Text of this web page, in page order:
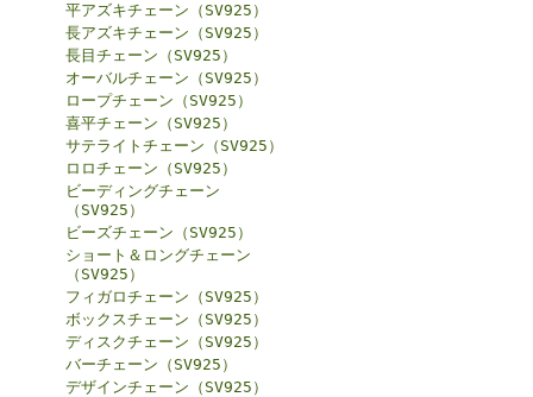
平アズキチェーン（SV925）
長アズキチェーン（SV925）
長目チェーン（SV925）
オーバルチェーン（SV925）
ロープチェーン（SV925）
喜平チェーン（SV925）
サテライトチェーン（SV925）
ロロチェーン（SV925）
ビーディングチェーン
（SV925）
ビーズチェーン（SV925）
ショート＆ロングチェーン
（SV925）
フィガロチェーン（SV925）
ボックスチェーン（SV925）
ディスクチェーン（SV925）
バーチェーン（SV925）
デザインチェーン（SV925）